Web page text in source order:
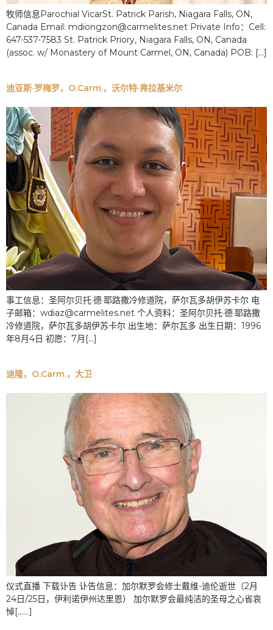
牧师信息Parochial VicarSt. Patrick Parish, Niagara Falls, ON,
Canada Email: mdiongzon@carmelites.net Private Info：Cell:
647-537-7583 St. Patrick Priory, Niagara Falls, ON, Canada
(assoc. w/ Monastery of Mount Carmel, ON, Canada) POB: [...]
迪亚斯·罗梅罗，O.Carm.，沃尔特·弗拉基米尔
事工信息：圣阿尔贝托·德·耶路撒冷修道院，萨尔瓦多胡伊苏卡尔 电
子邮箱：wdiaz@carmelites.net 个人资料：圣阿尔贝托·德·耶路撒
冷修道院，萨尔瓦多胡伊苏卡尔 出生地：萨尔瓦多 出生日期：1996
年8月4日 初愿：7月[…]
迪隆，O.Carm.，大卫
仪式直播 下载讣告 讣告信息：加尔默罗会修士戴维-迪伦逝世（2月
24日/25日，伊利诺伊州达里恩） 加尔默罗会最纯洁的圣母之心省哀
悼[......］